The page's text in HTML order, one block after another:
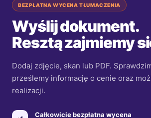
BEZPŁATNA WYCENA TŁUMACZENIA
Wyślij dokument.
Resztą zajmiemy
Dodaj zdjęcie, skan lub PDF.
prześlemy informację o cenie oraz
realizacji.
Całkowicie bezpłatna wycena